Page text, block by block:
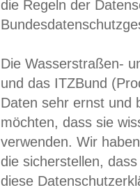
die Regeln der
Die Wasserstraßen-
und das ITZBund
Daten sehr ernst und
möchten, dass sie
verwenden. Wir
die sicherstellen,
diese